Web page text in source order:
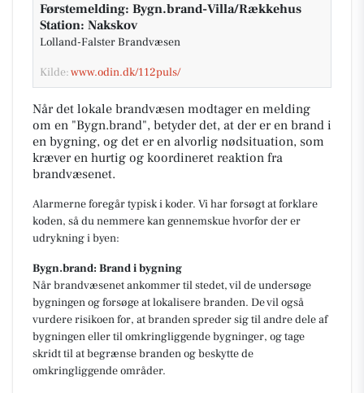
Førstemelding: Bygn.brand-Villa/Rækkehus
Station: Nakskov
Lolland-Falster Brandvæsen
Kilde:www.odin.dk/112puls/
Når det lokale brandvæsen modtager en melding
om en "Bygn.brand", betyder det, at der er en brand i
en bygning, og det er en alvorlig nødsituation, som
kræver en hurtig og koordineret reaktion fra
brandvæsenet.
Alarmerne foregår typisk i koder. Vi har forsøgt at forklare
koden, så du nemmere kan gennemskue hvorfor der er
udrykning i byen:
Bygn.brand: Brand i bygning
Når brandvæsenet ankommer til stedet, vil de undersøge
bygningen og forsøge at lokalisere branden. De vil også
vurdere risikoen for, at branden spreder sig til andre dele af
bygningen eller til omkringliggende bygninger, og tage
skridt til at begrænse branden og beskytte de
omkringliggende områder.